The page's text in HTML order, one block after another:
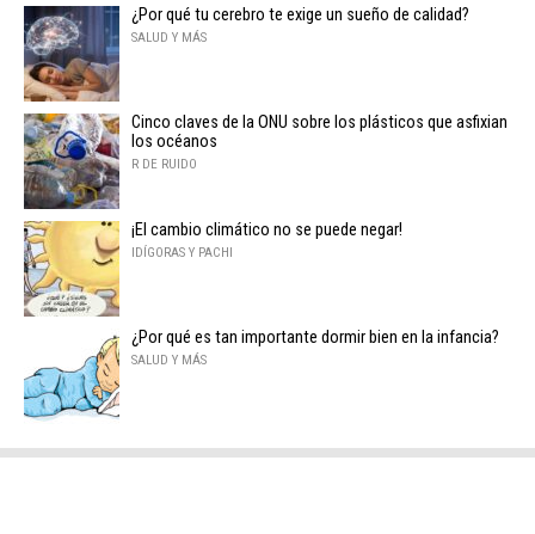
¿Por qué tu cerebro te exige un sueño de calidad?
SALUD Y MÁS
Cinco claves de la ONU sobre los plásticos que asfixian
los océanos
R DE RUIDO
¡El cambio climático no se puede negar!
IDÍGORAS Y PACHI
¿Por qué es tan importante dormir bien en la infancia?
SALUD Y MÁS